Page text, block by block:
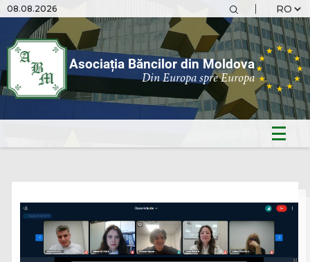
08.08.2026
Asociația Băncilor din Moldova
Din Europa spre Europa